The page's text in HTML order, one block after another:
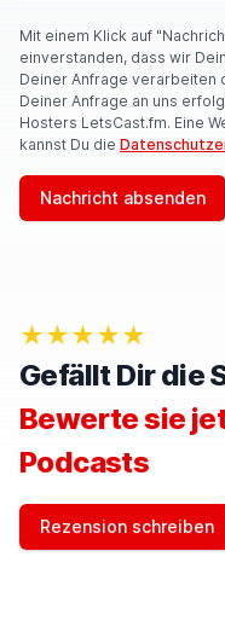
Mit einem Klick auf
einverstanden, dass wir
Deiner Anfrage verarbeiten
Deiner Anfrage an uns
Hosters LetsCast.fm. Eine
kannst Du die
Nachricht absenden
★★★★★
Gefällt Dir die
Bewerte sie
Podcasts
Rezension schreiben